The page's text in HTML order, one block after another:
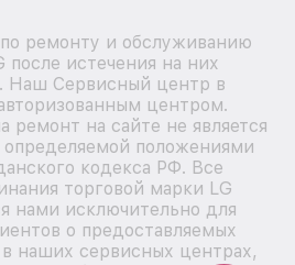
ремонту и обслуживанию
истечения на них
Наш Сервисный центр в
центром.
ремонт на сайте не является
определяемой положениями
кодекса РФ. Все
торговой марки LG
нами исключительно для
о предоставляемых
наших сервисных центрах,